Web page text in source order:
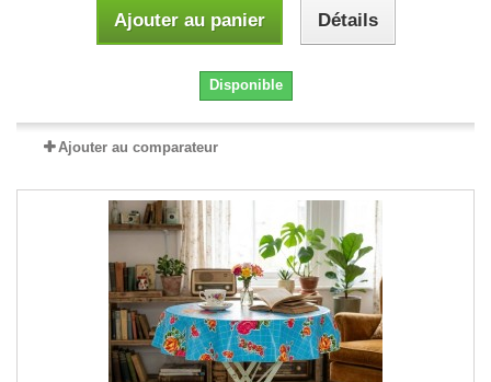
Ajouter au panier Détails
Disponible
Ajouter au comparateur